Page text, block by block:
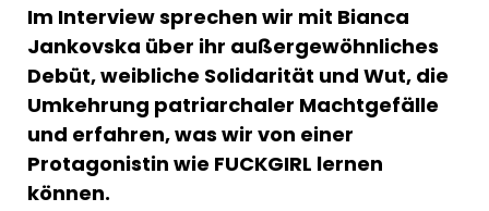
Im Interview sprechen wir mit Bianca
Jankovska über ihr außergewöhnliches
Debüt, weibliche Solidarität und Wut, die
Umkehrung patriarchaler Machtgefälle
und erfahren, was wir von einer
Protagonistin wie FUCKGIRL lernen
können.